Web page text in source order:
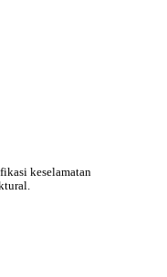
keselamatan